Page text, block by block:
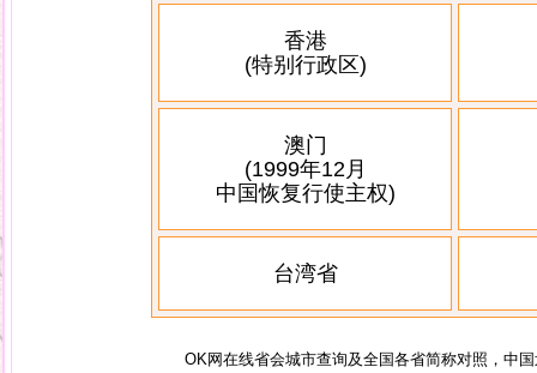
香港
(特别行政区)
澳门
(1999年12月
中国恢复行使主权)
台湾省
OK网在线省会城市查询及全国各省简称对照，中